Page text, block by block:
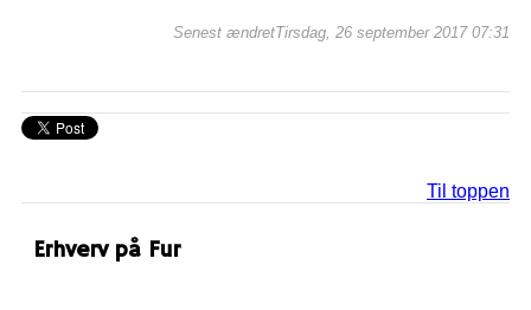
Senest ændretTirsdag, 26 september 2017 07:31
Til toppen
Erhverv på Fur